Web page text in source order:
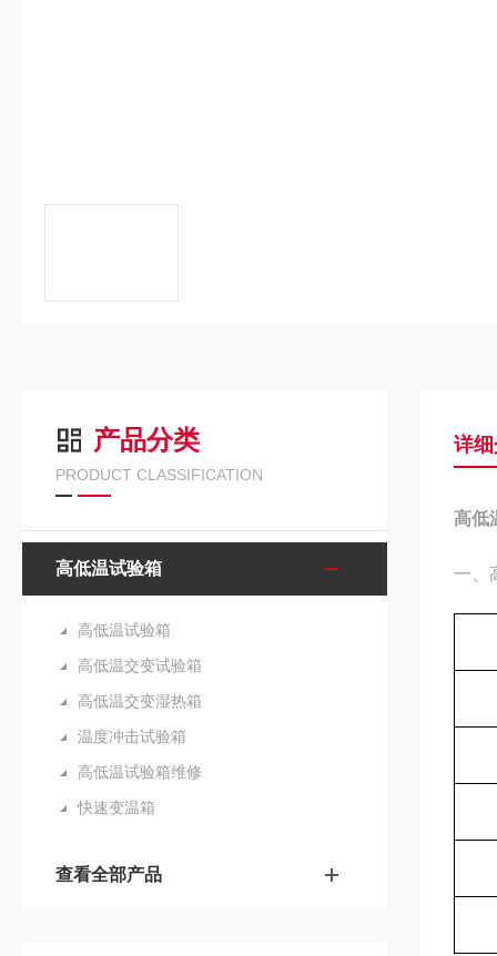
产品分类
PRODUCT CLASSIFICATION
高低温试验箱
高低温试验箱
高低温交变试验箱
高低温交变湿热箱
温度冲击试验箱
高低温试验箱维修
快速变温箱
查看全部产品
详
高低
一、